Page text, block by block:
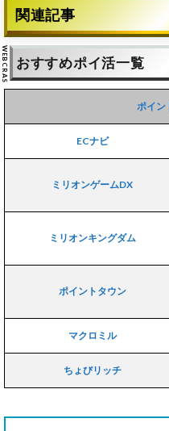
関連記事
おすすめポイ活一覧
ポイン
ECナビ
ミリオンゲームDX
ミリオンキングダム
ポイントタウン
マクロミル
ちょびリッチ